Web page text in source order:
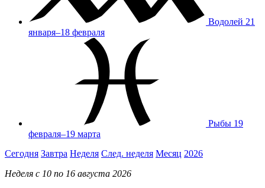
Водолей 21
января–18 февраля
Рыбы 19
февраля–19 марта
Сегодня Завтра Неделя След. неделя Месяц 2026
Неделя с 10 по 16 августа 2026